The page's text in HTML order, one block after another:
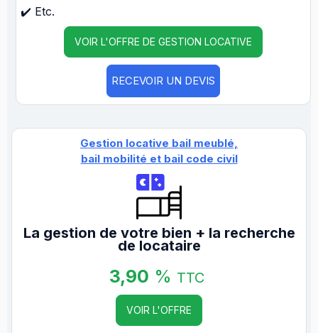
✔️ Etc.
VOIR L'OFFRE DE GESTION LOCATIVE
RECEVOIR UN DEVIS
Gestion locative bail meublé,
bail mobilité et bail code civil
La gestion de votre bien + la recherche
de locataire
3,90 % TTC
VOIR L'OFFRE